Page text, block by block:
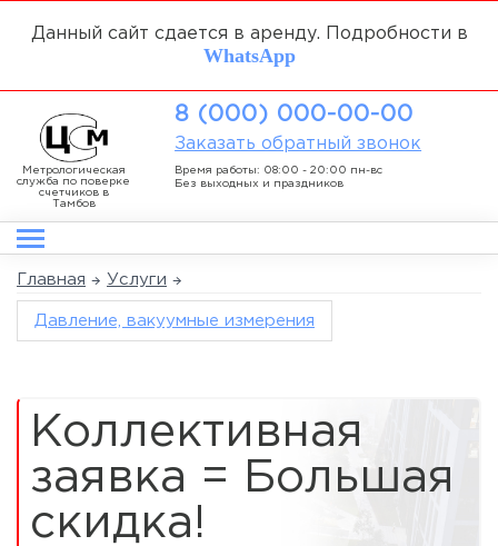
Данный сайт сдается в аренду. Подробности в
WhatsApp
Метрологическая
служба по поверке
счетчиков в
Тамбов
8 (000) 000-00-00
Заказать обратный звонок
Время работы: 08:00 - 20:00 пн-вс
Без выходных и праздников
Главная Услуги
Давление, вакуумные измерения
Коллективная
заявка = Большая
скидка!